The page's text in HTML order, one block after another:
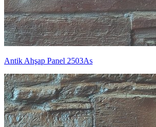
Antik Ahşap Panel 2503As